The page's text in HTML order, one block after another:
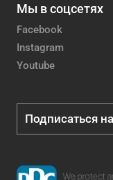
Мы в соцсетях
Facebook
Instagram
Youtube
Подписаться